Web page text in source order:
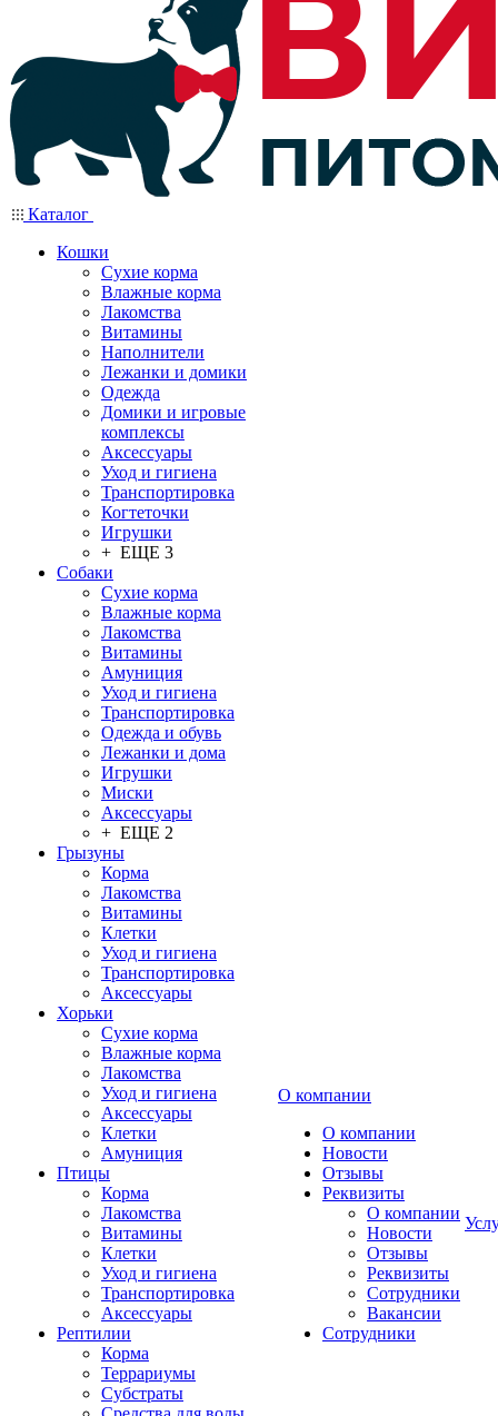
Каталог
Кошки
Сухие корма
Влажные корма
Лакомства
Витамины
Наполнители
Лежанки и домики
Одежда
Домики и игровые
комплексы
Аксессуары
Уход и гигиена
Транспортировка
Когтеточки
Игрушки
+ ЕЩЕ 3
Собаки
Сухие корма
Влажные корма
Лакомства
Витамины
Амуниция
Уход и гигиена
Транспортировка
Одежда и обувь
Лежанки и дома
Игрушки
Миски
Аксессуары
+ ЕЩЕ 2
Грызуны
Корма
Лакомства
Витамины
Клетки
Уход и гигиена
Транспортировка
Аксессуары
Хорьки
Сухие корма
Влажные корма
Лакомства
Уход и гигиена
Аксессуары
Клетки
Амуниция
Птицы
Корма
Лакомства
Витамины
Клетки
Уход и гигиена
Транспортировка
Аксессуары
Рептилии
Корма
Террариумы
Субстраты
О компании
О компании
Новости
Отзывы
Реквизиты
О компании
Новости
Отзывы
Реквизиты
Сотрудники
Вакансии
Сотрудники